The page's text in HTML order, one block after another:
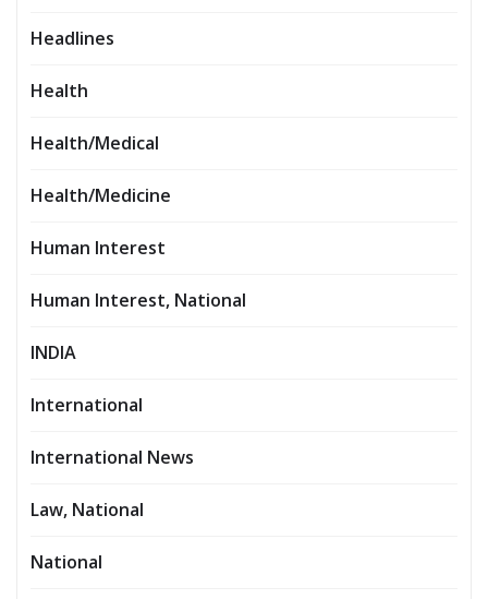
Headlines
Health
Health/Medical
Health/Medicine
Human Interest
Human Interest, National
INDIA
International
International News
Law, National
National